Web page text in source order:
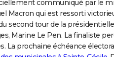
communiqué par le
Macron qui est ressorti
second tour de la
Marine Le Pen. La finaliste
La prochaine échéance